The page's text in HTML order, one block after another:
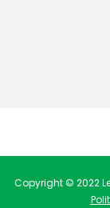
Copyright © 2022